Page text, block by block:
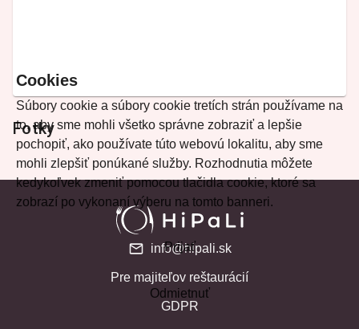
Fotky
Cookies
Súbory cookie a súbory cookie tretích strán používame na
to, aby sme mohli všetko správne zobraziť a lepšie
pochopiť, ako používate túto webovú lokalitu, aby sme
mohli zlepšiť ponúkané služby. Rozhodnutia môžete
kedykoľvek zmeniť pomocou tlačidla cookie, ktoré sa
zobrazí po vykonaní výberu na tomto banneri.
Prijať
Odmietnuť
info@hipali.sk
Pre majiteľov reštaurácií
GDPR